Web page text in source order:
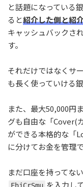
と話題になっている
ると紹介した側と紹
キャッシュバックさ
す。
それだけではなくサ
も長く使っていける
また、最大50,000円
グも自由な「Cover(
ができる本格的な「
に分けてお金を管理
まだ口座を持ってな
FhjCrSmu を入力し